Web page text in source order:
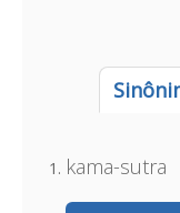
kama-sutra